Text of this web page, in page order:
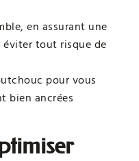
en assurant une
tout risque de
pour vous
bien ancrées